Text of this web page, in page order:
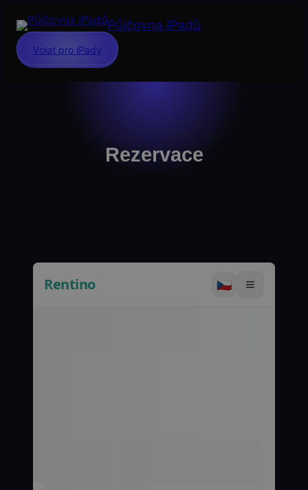
Přeskočit
na
obsah
Půjčovna iPadů
Volat pro iPady
Rezervace